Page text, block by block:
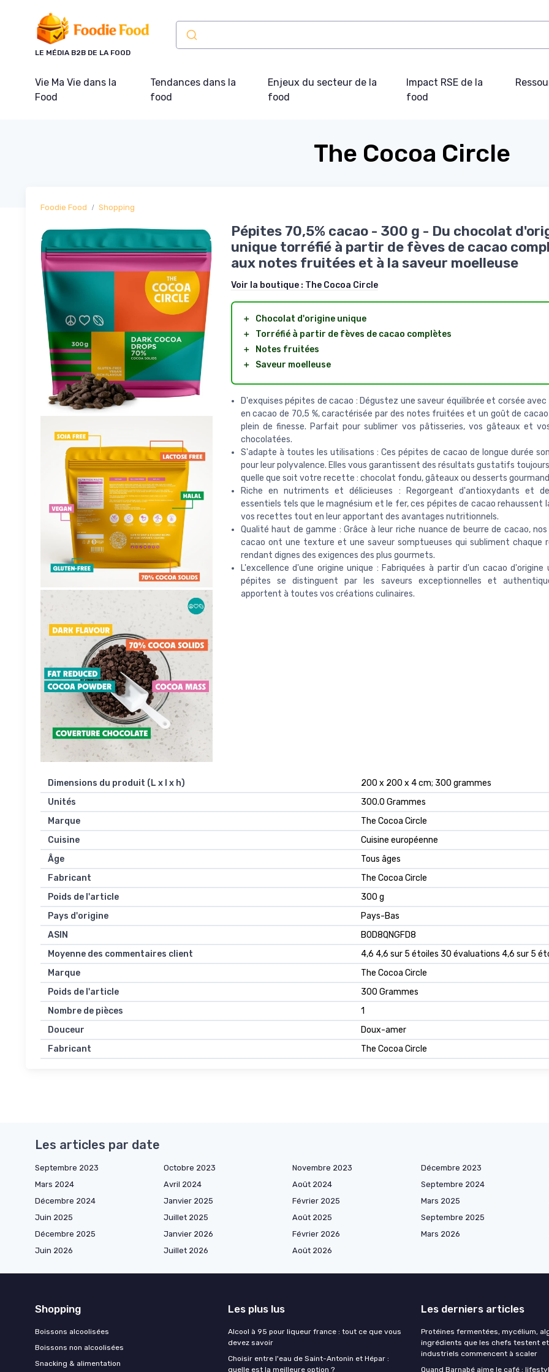
LE MÉDIA B2B DE LA FOOD
Vie Ma Vie dans la
Food
Tendances dans la
food
Enjeux du secteur de la
food
Impact RSE de la
food
The Cocoa Circle
Foodie Food Shopping
Pépites 70,5% cacao - 300 g - Du chocolat
unique torréfié à partir de fèves de cacao
aux notes fruitées et à la saveur moelleuse
Voir la boutique : The Cocoa Circle
＋
Chocolat d'origine unique
＋
Torréfié à partir de fèves de cacao complètes
＋
Notes fruitées
＋
Saveur moelleuse
D'exquises pépites de cacao : Dégustez une saveur équilibrée et corsée
en cacao de 70,5 %, caractérisée par des notes fruitées et un goût de
plein de finesse. Parfait pour sublimer vos pâtisseries, vos gâteaux et
chocolatées.
S'adapte à toutes les utilisations : Ces pépites de cacao de longue durée
pour leur polyvalence. Elles vous garantissent des résultats gustatifs
quelle que soit votre recette : chocolat fondu, gâteaux ou desserts
Riche en nutriments et délicieuses : Regorgeant d'antioxydants et
essentiels tels que le magnésium et le fer, ces pépites de cacao rehaussent
vos recettes tout en leur apportant des avantages nutritionnels.
Qualité haut de gamme : Grâce à leur riche nuance de beurre de cacao,
cacao ont une texture et une saveur somptueuses qui subliment chaque
rendant dignes des exigences des plus gourmets.
L'excellence d'une origine unique : Fabriquées à partir d'un cacao d'origine
pépites se distinguent par les saveurs exceptionnelles et
apportent à toutes vos créations culinaires.
Dimensions du produit (L x l x h)
‎200 x 200 x 4 cm; 300 grammes
Unités
‎300.0 Grammes
Marque
‎The Cocoa Circle
Cuisine
‎Cuisine européenne
Âge
‎Tous âges
Fabricant
‎The Cocoa Circle
Poids de l'article
‎300 g
Pays d'origine
‎Pays-Bas
ASIN
B0D8QNGFD8
Moyenne des commentaires client
4,6 4,6 sur 5 étoiles 30 évaluations 4,6 sur 5
Marque
The Cocoa Circle
Poids de l'article
300 Grammes
Nombre de pièces
1
Douceur
Doux-amer
Fabricant
The Cocoa Circle
Les articles par date
Septembre 2023 Octobre 2023 Novembre 2023 Décembre 2023
Mars 2024
Avril 2024 Août 2024 Septembre 2024
Décembre 2024
Janvier 2025 Février 2025 Mars 2025
Juin 2025
Juillet 2025 Août 2025 Septembre 2025
Décembre 2025
Janvier 2026 Février 2026 Mars 2026
Juin 2026
Juillet 2026 Août 2026
Shopping
Boissons alcoolisées
Boissons non alcoolisées
Snacking & alimentation
Les plus lus
Alcool à 95 pour liqueur france : tout ce que vous
devez savoir
Choisir entre l'eau de Saint-Antonin et Hépar :
quelle est la meilleure option ?
Les derniers articles
Protéines fermentées, mycélium,
ingrédients que les chefs testent
industriels commencent à scaler
Quand Barnabé aime le café :